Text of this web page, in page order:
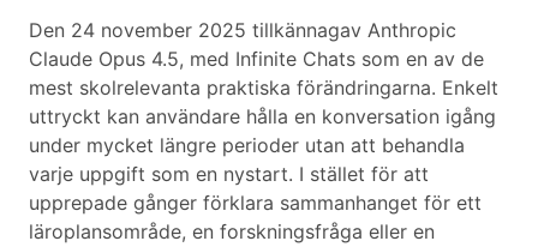
Den 24 november 2025 tillkännagav Anthropic
Claude Opus 4.5, med Infinite Chats som en av de
mest skolrelevanta praktiska förändringarna. Enkelt
uttryckt kan användare hålla en konversation igång
under mycket längre perioder utan att behandla
varje uppgift som en nystart. I stället för att
upprepade gånger förklara sammanhanget för ett
läroplansområde, en forskningsfråga eller en